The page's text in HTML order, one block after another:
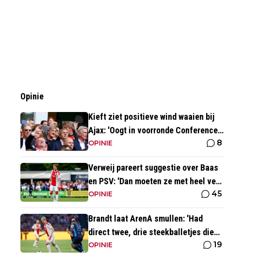
Opinie
Kieft ziet positieve wind waaien bij
Ajax: 'Oogt in voorronde Conference
League fris en energiek'
OPINIE 8
Verweij pareert suggestie over Baas
en PSV: 'Dan moeten ze met heel veel
geld over de brug komen'
OPINIE 45
Brandt laat ArenA smullen: 'Had
direct twee, drie steekballetjes die
gewoon perfect waren'
OPINIE 19